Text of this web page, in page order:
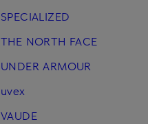
SPECIALIZED
THE NORTH FACE
UNDER ARMOUR
uvex
VAUDE